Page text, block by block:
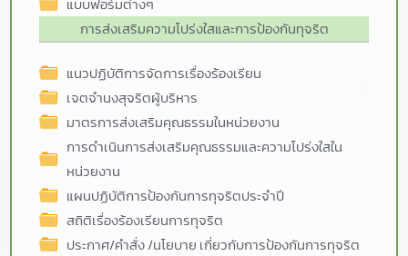
การส่งเสริมความโปร่งใสและการป้องกันทุจริต
แนวปฏิบัติการจัดการเรื่องร้องเรียน
เจตจำนงสุจริตผู้บริหาร
มาตรการส่งเสริมคุณธรรมในหน่วยงาน
การดำเนินการส่งเสริมคุณธรรมและความโปร่งใสใน
หน่วยงาน
แผนปฏิบัติการป้องกันการทุจริตประจำปี
สถิติเรื่องร้องเรียนการทุจริต
ประกาศ/คำสั่ง /นโยบาย เกี่ยวกับการป้องกันการทุจริต